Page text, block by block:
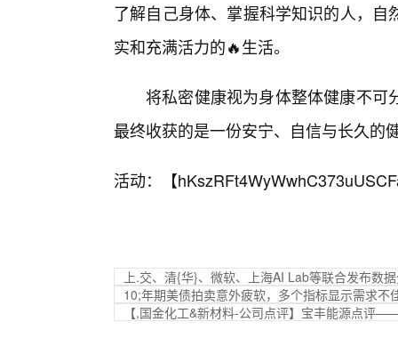
了解自己身体、掌握科学知识的人，
实和充满活力的🔥生活。
将私密健康视为身体整体健康不可
最终收获的是一份安宁、自信与长久的
活动：【
上.交、清{华}、微软、上海AI Lab等联合发布数
10;年期美债拍卖意外疲软，多个指标显示需求不
【,国金化工&新材料-公司点评】宝丰能源点评